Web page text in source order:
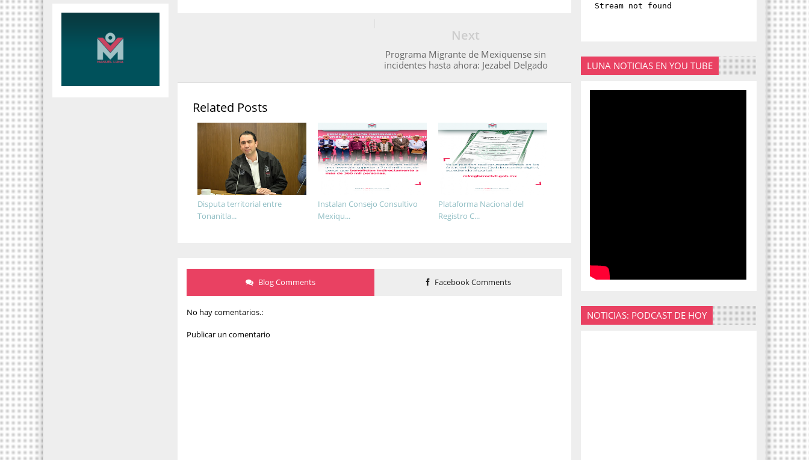
Next
Programa Migrante de Mexiquense sin
incidentes hasta ahora: Jezabel Delgado
Related Posts
Plataforma Nacional del
Registro C...
Instalan Consejo Consultivo
Mexiqu...
Disputa territorial entre
Tonanitla...
Blog Comments Facebook Comments
No hay comentarios.:
Publicar un comentario
LUNA NOTICIAS EN YOU TUBE
NOTICIAS: PODCAST DE HOY